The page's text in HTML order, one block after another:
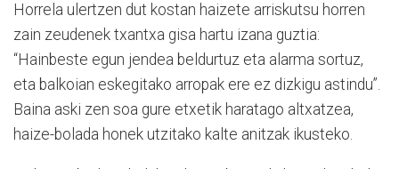
Horrela ulertzen dut kostan haizete arriskutsu horren
zain zeudenek txantxa gisa hartu izana guztia:
“Hainbeste egun jendea beldurtuz eta alarma sortuz,
eta balkoian eskegitako arropak ere ez dizkigu astindu”.
Baina aski zen soa gure etxetik haratago altxatzea,
haize-bolada honek utzitako kalte anitzak ikusteko.